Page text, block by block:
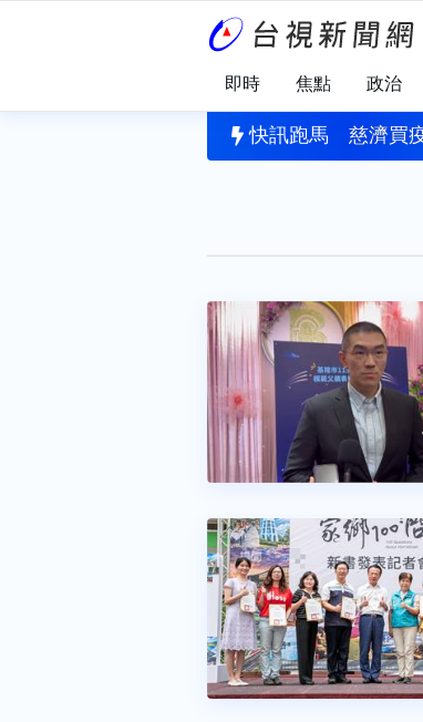
即時 焦點 政治
快訊跑馬
電40分鐘！李慧芝：高壓斷路器系統故障導致
慈濟買